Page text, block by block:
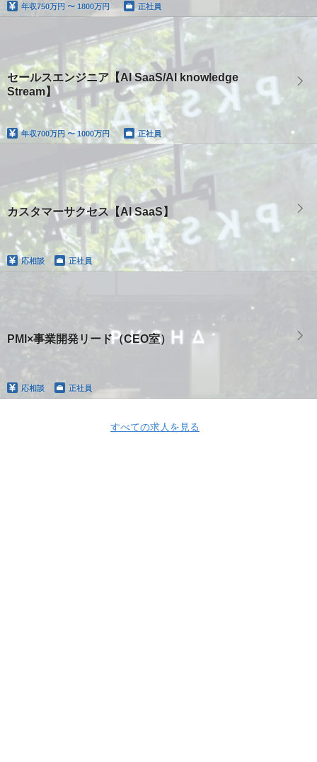
年収750万円 〜 1800万円 正社員
セールスエンジニア【AI SaaS/AI knowledge
Stream】
年収700万円 〜 1000万円 正社員
カスタマーサクセス【AI SaaS】
応相談 正社員
PMI×事業開発リード（CEO室）
応相談 正社員
すべての求人を見る